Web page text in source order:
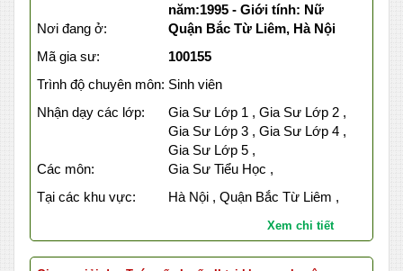
năm:1995 - Giới tính: Nữ
Nơi đang ở:
Quận Bắc Từ Liêm, Hà Nội
Mã gia sư:
100155
Trình độ chuyên môn: Sinh viên
Nhận dạy các lớp:
Gia Sư Lớp 1 , Gia Sư Lớp 2 ,
Gia Sư Lớp 3 , Gia Sư Lớp 4 ,
Gia Sư Lớp 5 ,
Các môn:
Gia Sư Tiểu Học ,
Tại các khu vực:
Hà Nội , Quận Bắc Từ Liêm ,
Xem chi tiết